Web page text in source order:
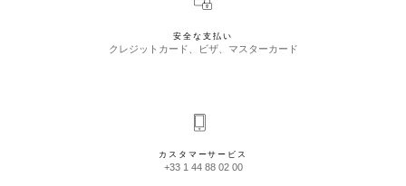
安全な支払い
クレジットカード、ビザ、マスターカード
カスタマーサービス
+33 1 44 88 02 00